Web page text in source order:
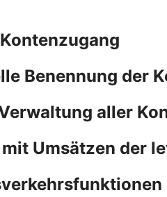
Benennung der
aller
Umsätzen der